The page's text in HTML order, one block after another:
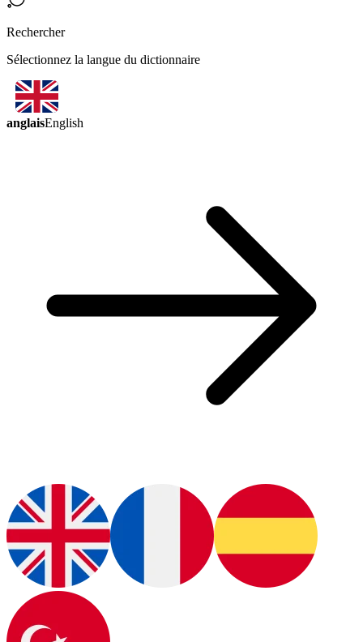
Rechercher
Sélectionnez la langue du dictionnaire
anglaisEnglish